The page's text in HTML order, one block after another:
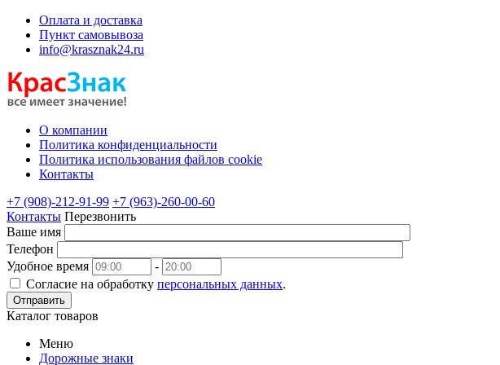
Оплата и доставка
Пункт самовывоза
info@krasznak24.ru
О компании
Политика конфиденциальности
Политика использования файлов cookie
Контакты
+7 (908)-212-91-99 +7 (963)-260-00-60
Контакты Перезвонить
Ваше имя
Телефон
Удобное время
-
Согласие на обработку персональных данных.
Отправить
Каталог товаров
Меню
Дорожные знаки